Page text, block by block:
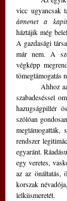
vicc ugyancsak
átmenet a
háztájik még
A gazdasági
már nem. A
végképp
tömegtámogatás
szabadeséssel
hazugságpillér
szólóan
megtámogatták,
rendszer
egyaránt.
egy veretes,
az az önáltatás,
korszak
lelkiismeretét.